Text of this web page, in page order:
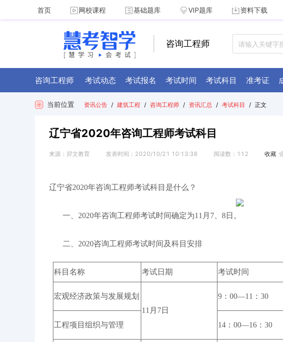
首页 网校课程 基础题库 VIP题库 资料下载
咨询工程师
咨询工程师 考试动态 考试报名 考试时间 考试科目 准考证
当前位置 资讯公告 / 建筑工程 / 咨询工程师 / 资讯汇总 / 考试科目 / 正文
辽宁省2020年咨询工程师考试科目
来源： 羿文教育 发表时间： 2020/10/21 10:13:38 阅读数： 112 收藏
辽宁省2020年咨询工程师考试科目是什么？
一、2020年咨询工程师考试时间确定为11月7、8日。
二、2020咨询工程师考试时间及科目安排
科目名称 考试日期 考试时间
宏观经济政策与发展规划
11月7日
9：00—11：30
工程项目组织与管理 14：00—16：30